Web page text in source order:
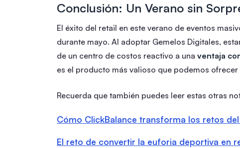
Conclusión: Un Verano sin
El éxito del retail en este verano de eventos
durante mayo. Al adoptar Gemelos Digitales,
de un centro de costos reactivo a una ventaja
es el producto más valioso que podemos
Recuerda que también puedes leer estas otras
Cómo ClickBalance transforma los retos
El reto de convertir la euforia deportiva en